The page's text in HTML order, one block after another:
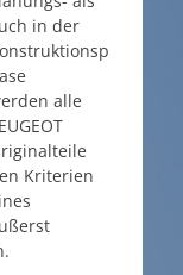
in der
alle
Kriterien